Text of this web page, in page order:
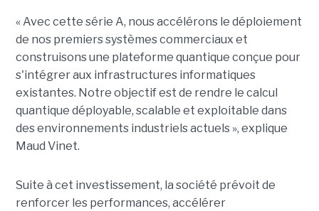
« Avec cette série A, nous accélérons le déploiement
de nos premiers systèmes commerciaux et
construisons une plateforme quantique conçue pour
s'intégrer aux infrastructures informatiques
existantes. Notre objectif est de rendre le calcul
quantique déployable, scalable et exploitable dans
des environnements industriels actuels », explique
Maud Vinet.
Suite à cet investissement, la société prévoit de
renforcer les performances, accélérer